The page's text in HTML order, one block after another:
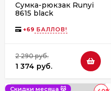
Сумка-рюкзак Runyi
8615 black
+69 БАЛЛОВ!
2 290 руб.
1 374 руб.
Скидки месяца 😽